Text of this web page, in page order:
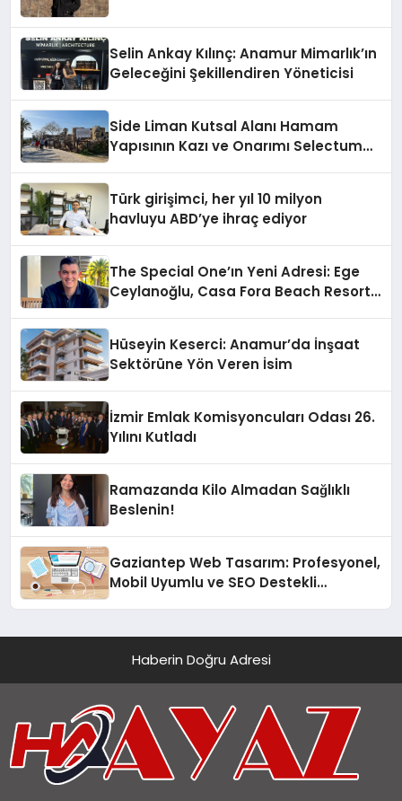
Selin Ankay Kılınç: Anamur Mimarlık’ın
Geleceğini Şekillendiren Yöneticisi
Side Liman Kutsal Alanı Hamam
Yapısının Kazı ve Onarımı Selectum
Türk girişimci, her yıl 10 milyon
havluyu ABD’ye ihraç ediyor
The Special One’ın Yeni Adresi: Ege
Ceylanoğlu, Casa Fora Beach Resort
Hüseyin Keserci: Anamur’da İnşaat
Sektörüne Yön Veren İsim
İzmir Emlak Komisyoncuları Odası 26.
Yılını Kutladı
Ramazanda Kilo Almadan Sağlıklı
Beslenin!
Gaziantep Web Tasarım: Profesyonel,
Mobil Uyumlu ve SEO Destekli
Haberin Doğru Adresi